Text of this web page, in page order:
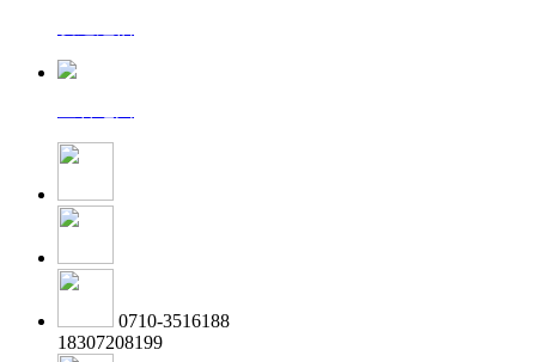
0710-3516188
18307208199